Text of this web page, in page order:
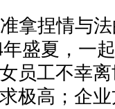
拿捏情与
盛夏，一
员工不幸
极高；企